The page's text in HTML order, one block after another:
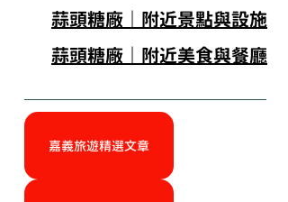
蒜頭糖廠｜附近景點與設施
蒜頭糖廠｜附近美食與餐廳
嘉義旅遊精選文章